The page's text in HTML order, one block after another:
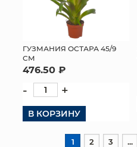
ГУЗМАНИЯ ОСТАРА 45/9
СМ
476.50 ₽
- +
В КОРЗИНУ
1 2 3 ...